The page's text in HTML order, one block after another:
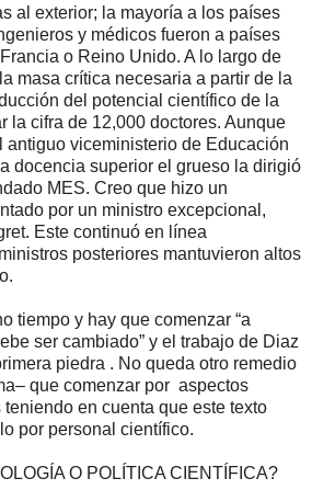
al exterior; la mayoría a los países
y médicos fueron a países
o Reino Unido. A lo largo de
masa crítica necesaria a partir de la
del potencial científico de la
la cifra de 12,000 doctores. Aunque
antiguo viceministerio de Educación
docencia superior el grueso la dirigió
MES. Creo que hizo un
por un ministro excepcional,
Este continuó en línea
posteriores mantuvieron altos
tiempo y hay que comenzar “a
ser cambiado” y el trabajo de Diaz
piedra . No queda otro remedio
que comenzar por aspectos
en cuenta que este texto
por personal científico.
O POLÍTICA CIENTÍFICA?